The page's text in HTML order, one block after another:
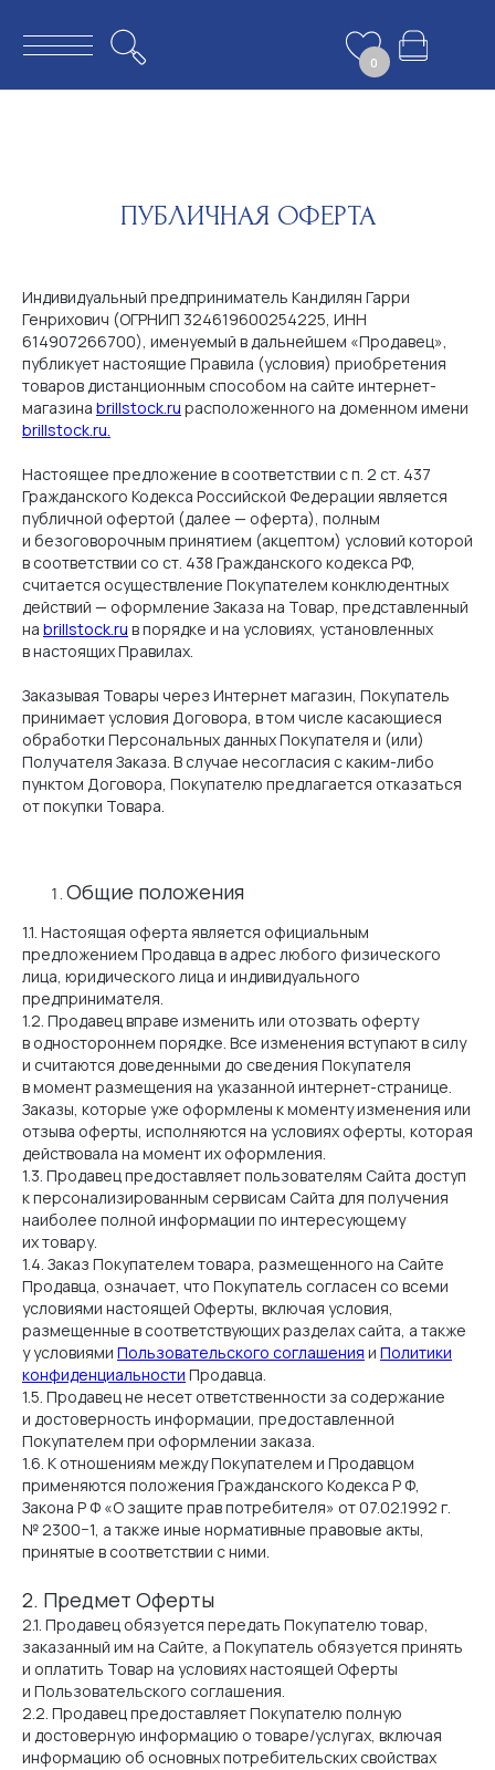
ПУБЛИЧНАЯ ОФЕРТА
Индивидуальный предприниматель Кандилян Гарри
Генрихович (ОГРНИП 324619600254225, ИНН
614907266700), именуемый в дальнейшем «Продавец»,
публикует настоящие Правила (условия) приобретения
товаров дистанционным способом на сайте интернет-
магазина brillstock.ru расположенного на доменном имени
brillstock.ru.
Настоящее предложение в соответствии с п. 2 ст. 437
Гражданского Кодекса Российской Федерации является
публичной офертой (далее — оферта), полным
и безоговорочным принятием (акцептом) условий которой
в соответствии со ст. 438 Гражданского кодекса РФ,
считается осуществление Покупателем конклюдентных
действий — оформление Заказа на Товар, представленный
на brillstock.ru в порядке и на условиях, установленных
в настоящих Правилах.
Заказывая Товары через Интернет магазин, Покупатель
принимает условия Договора, в том числе касающиеся
обработки Персональных данных Покупателя и (или)
Получателя Заказа. В случае несогласия с каким-либо
пунктом Договора, Покупателю предлагается отказаться
от покупки Товара.
Общие положения
1.1. Настоящая оферта является официальным
предложением Продавца в адрес любого физического
лица, юридического лица и индивидуального
предпринимателя.
1.2. Продавец вправе изменить или отозвать оферту
в одностороннем порядке. Все изменения вступают в силу
и считаются доведенными до сведения Покупателя
в момент размещения на указанной интернет-странице.
Заказы, которые уже оформлены к моменту изменения или
отзыва оферты, исполняются на условиях оферты, которая
действовала на момент их оформления.
1.3. Продавец предоставляет пользователям Сайта доступ
к персонализированным сервисам Сайта для получения
наиболее полной информации по интересующему
их товару.
1.4. Заказ Покупателем товара, размещенного на Сайте
Продавца, означает, что Покупатель согласен со всеми
условиями настоящей Оферты, включая условия,
размещенные в соответствующих разделах сайта, а также
у условиями Пользовательского соглашения и Политики
конфиденциальности Продавца.
1.5. Продавец не несет ответственности за содержание
и достоверность информации, предоставленной
Покупателем при оформлении заказа.
1.6. К отношениям между Покупателем и Продавцом
применяются положения Гражданского Кодекса Р Ф,
Закона Р Ф «О защите прав потребителя» от 07.02.1992 г.
№ 2300−1, а также иные нормативные правовые акты,
принятые в соответствии с ними.
2. Предмет Оферты
2.1. Продавец обязуется передать Покупателю товар,
заказанный им на Сайте, а Покупатель обязуется принять
и оплатить Товар на условиях настоящей Оферты
и Пользовательского соглашения.
2.2. Продавец предоставляет Покупателю полную
и достоверную информацию о товаре/услугах, включая
информацию об основных потребительских свойствах